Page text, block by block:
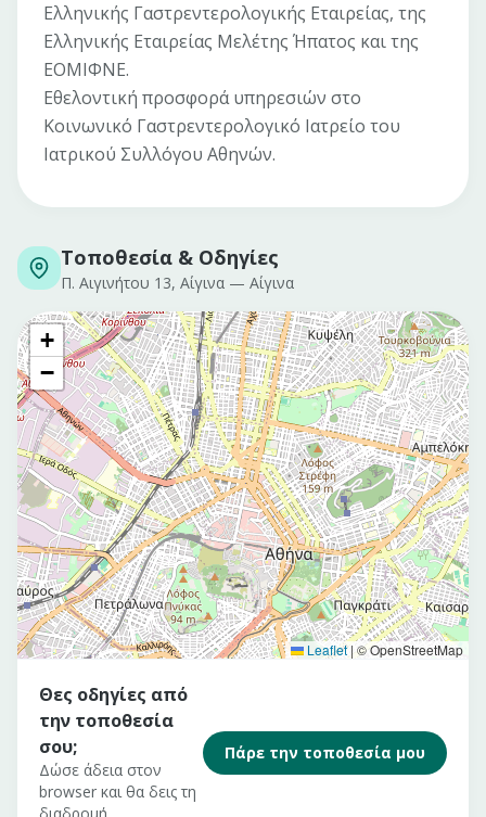
Ελληνικής Γαστρεντερολογικής Εταιρείας, της
Ελληνικής Εταιρείας Μελέτης Ήπατος και της
ΕΟΜΙΦΝΕ.
Εθελοντική προσφορά υπηρεσιών στο
Κοινωνικό Γαστρεντερολογικό Ιατρείο του
Ιατρικού Συλλόγου Αθηνών.
Τοποθεσία & Οδηγίες
Π. Αιγινήτου 13, Αίγινα — Αίγινα
+
−
Leaflet |© OpenStreetMap
Θες οδηγίες από
την τοποθεσία
σου;
Δώσε άδεια στον
browser και θα δεις τη
Πάρε την τοποθεσία μου